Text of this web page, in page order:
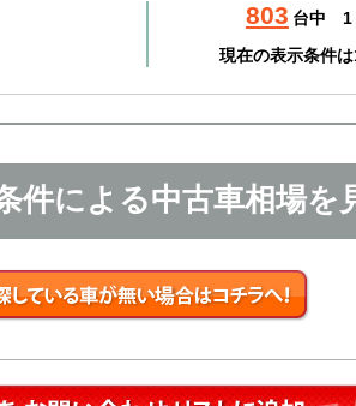
803 台中
1
現在の表示条件
件による中古車相場を